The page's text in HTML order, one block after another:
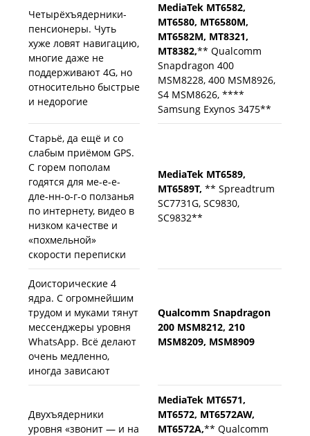
Четырёхъядерники-
пенсионеры. Чуть
хуже ловят навигацию,
многие даже не
поддерживают 4G, но
относительно быстрые
и недорогие
MediaTek MT6582,
MT6580, MT6580M,
MT6582M, MT8321,
MT8382,** Qualcomm
Snapdragon 400
MSM8228, 400 MSM8926,
S4 MSM8626, ****
Samsung Exynos 3475**
Старьё, да ещё и со
слабым приёмом GPS.
С горем пополам
годятся для ме-е-е-
дле-нн-о-г-о ползанья
по интернету, видео в
низком качестве и
«похмельной»
скорости переписки
MediaTek MT6589,
MT6589T, ** Spreadtrum
SC7731G, SC9830,
SC9832**
Доисторические 4
ядра. С огромнейшим
трудом и муками тянут
мессенджеры уровня
WhatsApp. Всё делают
очень медленно,
иногда зависают
Qualcomm Snapdragon
200 MSM8212, 210
MSM8209, MSM8909
Двухъядерники
уровня «звонит — и на
MediaTek MT6571,
MT6572, MT6572AW,
MT6572A,** Qualcomm